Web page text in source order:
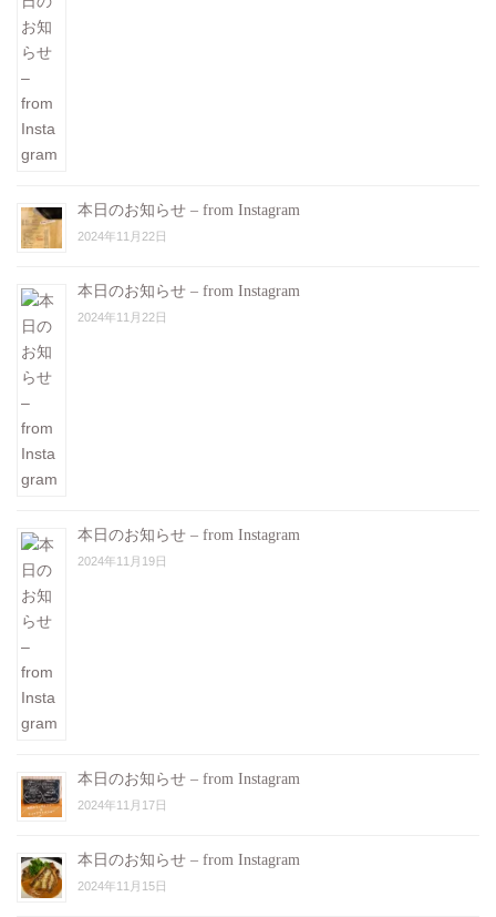
本日のお知らせ – from Instagram
2024年11月22日
本日のお知らせ – from Instagram
2024年11月22日
本日のお知らせ – from Instagram
2024年11月19日
本日のお知らせ – from Instagram
2024年11月17日
本日のお知らせ – from Instagram
2024年11月15日